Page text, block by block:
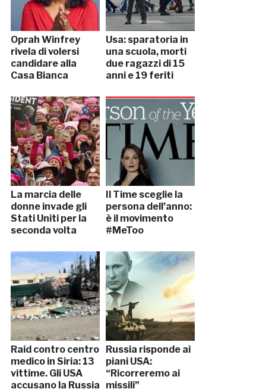
Oprah Winfrey
rivela di volersi
candidare alla
Casa Bianca
Usa: sparatoria in
una scuola, morti
due ragazzi di 15
anni e 19 feriti
La marcia delle
donne invade gli
Stati Uniti per la
seconda volta
Il Time sceglie la
persona dell’anno:
è il movimento
#MeToo
Raid contro centro
medico in Siria: 13
vittime. Gli USA
accusano la Russia
Russia risponde ai
piani USA:
“Ricorreremo ai
missili”